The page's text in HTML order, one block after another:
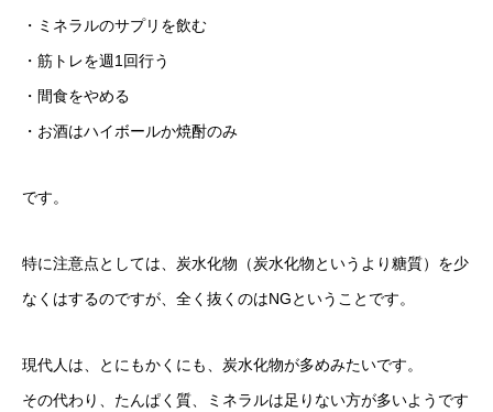
・ミネラルのサプリを飲む
・筋トレを週1回行う
・間食をやめる
・お酒はハイボールか焼酎のみ
です。
特に注意点としては、炭水化物（炭水化物というより糖質）を少
なくはするのですが、全く抜くのはNGということです。
現代人は、とにもかくにも、炭水化物が多めみたいです。
その代わり、たんぱく質、ミネラルは足りない方が多いようです